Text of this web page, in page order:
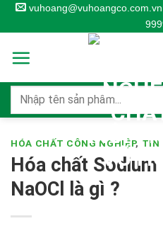
Skip
to
content
vuhoang@vuhoangco.com.vn
HÓA CHẤT CÔNG NGHIỆP, TIN
Hóa chất
NaOCl là gì ?